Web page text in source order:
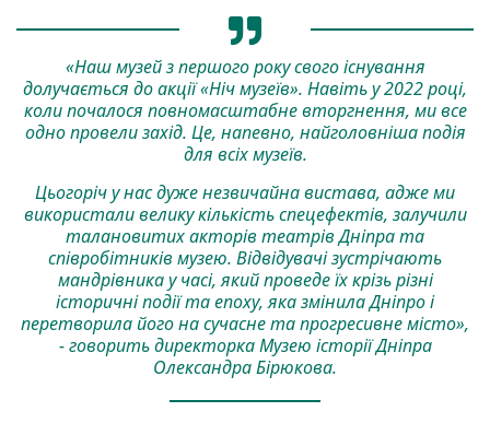
«Наш музей з першого року свого існування
долучається до акції «Ніч музеїв». Навіть у 2022 році,
коли почалося повномасштабне вторгнення, ми все
одно провели захід. Це, напевно, найголовніша подія
для всіх музеїв.
Цьогоріч у нас дуже незвичайна вистава, адже ми
використали велику кількість спецефектів, залучили
талановитих акторів театрів Дніпра та
співробітників музею. Відвідувачі зустрічають
мандрівника у часі, який проведе їх крізь різні
історичні події та епоху, яка змінила Дніпро і
перетворила його на сучасне та прогресивне місто»,
- говорить директорка Музею історії Дніпра
Олександра Бірюкова.